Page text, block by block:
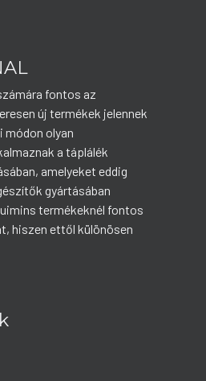
fontos az
új termékek jelennek
módon olyan
a táplálék
amelyeket eddig
gyártásában
termékeknél fontos
hiszen ettől különösen